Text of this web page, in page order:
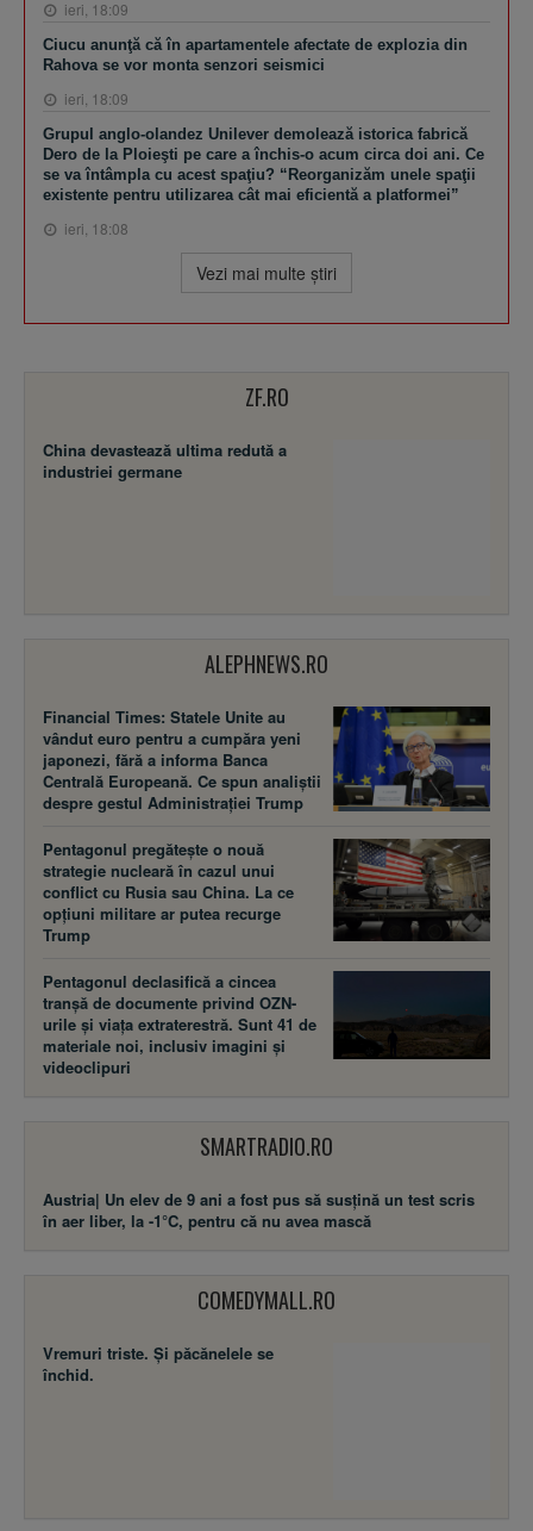
ieri, 18:09
Ciucu anunţă că în apartamentele afectate de explozia din
Rahova se vor monta senzori seismici
ieri, 18:09
Grupul anglo-olandez Unilever demolează istorica fabrică
Dero de la Ploieşti pe care a închis-o acum circa doi ani. Ce
se va întâmpla cu acest spaţiu? “Reorganizăm unele spaţii
existente pentru utilizarea cât mai eficientă a platformei”
ieri, 18:08
Vezi mai multe ştiri
ZF.RO
China devastează ultima redută a
industriei germane
ALEPHNEWS.RO
Financial Times: Statele Unite au
vândut euro pentru a cumpăra yeni
japonezi, fără a informa Banca
Centrală Europeană. Ce spun analiștii
despre gestul Administrației Trump
Pentagonul pregătește o nouă
strategie nucleară în cazul unui
conflict cu Rusia sau China. La ce
opțiuni militare ar putea recurge
Trump
Pentagonul declasifică a cincea
tranșă de documente privind OZN-
urile și viața extraterestră. Sunt 41 de
materiale noi, inclusiv imagini și
videoclipuri
SMARTRADIO.RO
Austria| Un elev de 9 ani a fost pus să susţină un test scris
în aer liber, la -1°C, pentru că nu avea mască
COMEDYMALL.RO
Vremuri triste. Şi păcănelele se
închid.